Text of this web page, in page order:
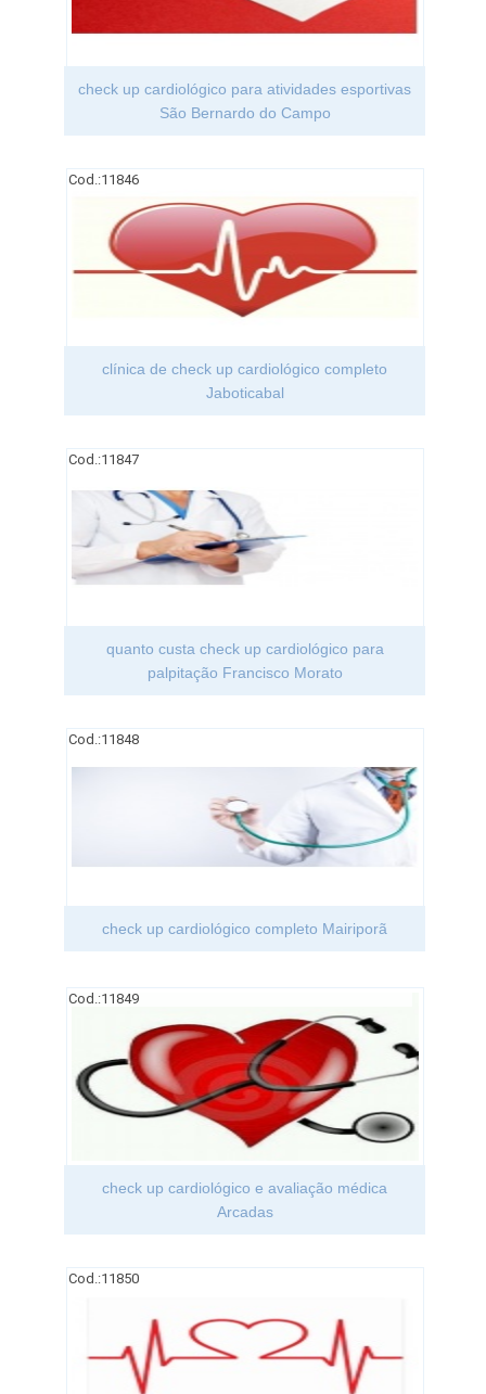
check up cardiológico para atividades esportivas
São Bernardo do Campo
Cod.:11846
clínica de check up cardiológico completo
Jaboticabal
Cod.:11847
quanto custa check up cardiológico para
palpitação Francisco Morato
Cod.:11848
check up cardiológico completo Mairiporã
Cod.:11849
check up cardiológico e avaliação médica
Arcadas
Cod.:11850